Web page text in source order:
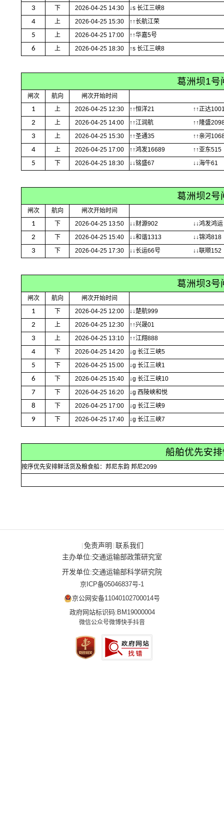
3 下 2026-04-25 14:30 ↓s 长江三峡8
4 上 2026-04-25 15:30 ↑↑长航江荣
5 上 2026-04-25 17:00 ↑↑华嘉5号
6 上 2026-04-25 18:30 ↑s 长江三峡8
葛洲坝1号
闸次 航向 闸次开始时间
1 上 2026-04-25 12:30 ↑↑恒洋21 ↑↑正达
2 上 2026-04-25 14:00 ↑↑江润航 ↑↑隆盛
3 上 2026-04-25 15:30 ↑↑圣通35 ↑↑亲河
4 上 2026-04-25 17:00 ↑↑鸿发16689 ↑↑亚东515
5 下 2026-04-25 18:30 ↓↓铭盛67 ↓↓海牛61
葛洲坝2号
闸次 航向 闸次开始时间
1 下 2026-04-25 13:50 ↓↓财源902 ↓↓鸿发鸿运
2 下 2026-04-25 15:40 ↓↓和谐1313 ↓↓锦鸿818
3 下 2026-04-25 17:30 ↓↓长运66号 ↓↓联顺152
葛洲坝3号
闸次 航向 闸次开始时间
1 下 2026-04-25 12:00 ↓↓楚航999
2 上 2026-04-25 12:30 ↑↑兴晟01
3 上 2026-04-25 13:10 ↑↑江翔888
4 下 2026-04-25 14:20 ↓g 长江三峡5
5 下 2026-04-25 15:00 ↓g 长江三峡1
6 下 2026-04-25 15:40 ↓g 长江三峡10
7 下 2026-04-25 16:20 ↓g 西陵峡和悦
8 下 2026-04-25 17:00 ↓g 长江三峡9
9 下 2026-04-25 17:40 ↓g 长江三峡7
船舶优先安
按序优先安排鲜活货及粮食船：邦尼东韵 邦尼2099
| 免责声明 | 联系我们
主办单位:交通运输部政策研究室
开发单位:交通运输部科学研究院
京ICP备05046837号-1
京公网安备11040102700014号
政府网站标识码:BM19000004
微信公众号微博快手抖音